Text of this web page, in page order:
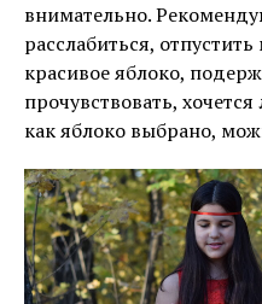
внимательно.
расслабиться,
красивое яблоко,
прочувствовать,
как яблоко выбрано,